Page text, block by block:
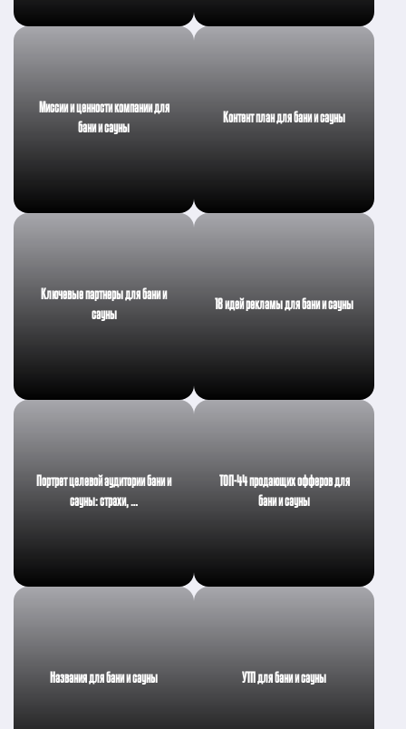
Миссии и ценности компании для
бани и сауны
Контент план для бани и сауны
Ключевые партнеры для бани и
сауны
18 идей рекламы для бани и сауны
Портрет целевой аудитории бани и
сауны: страхи, …
ТОП-44 продающих офферов для
бани и сауны
Названия для бани и сауны УТП для бани и сауны